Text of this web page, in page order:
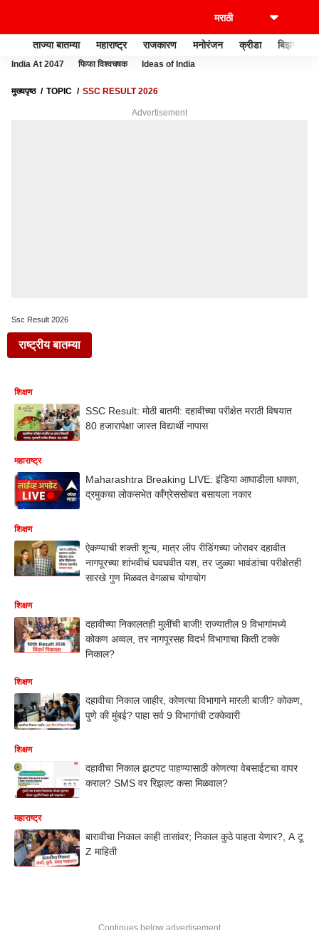
ताज्या बातम्या महाराष्ट्र राजकारण मनोरंजन क्रीडा बिझनेस
India At 2047 फिफा विश्वचषक Ideas of India
मुख्यपृष्ठ TOPIC SSC RESULT 2026
Advertisement
Ssc Result 2026
राष्ट्रीय बातम्या
शिक्षण
SSC Result: मोठी बातमी: दहावीच्या परीक्षेत मराठी विषयात
80 हजारापेक्षा जास्त विद्यार्थी नापास
महाराष्ट्र
Maharashtra Breaking LIVE: इंडिया आघाडीला धक्का,
द्रमुकचा लोकसभेत काँग्रेससोबत बसायला नकार
शिक्षण
ऐकण्याची शक्ती शून्य, मात्र लीप रीडिंगच्या जोरावर दहावीत
नागपूरच्या शांभवीचं घवघवीत यश, तर जुळ्या भावंडांचा परीक्षेतही
सारखे गुण मिळवत वेगळाच योगायोग
शिक्षण
दहावीच्या निकालतही मुलींची बाजी! राज्यातील 9 विभागांमध्ये
कोकण अव्वल, तर नागपूरसह विदर्भ विभागाचा किती टक्के
निकाल?
शिक्षण
दहावीचा निकाल जाहीर, कोणत्या विभागाने मारली बाजी? कोकण,
पुणे की मुंबई? पाहा सर्व 9 विभागांची टक्केवारी
शिक्षण
दहावीचा निकाल झटपट पाहण्यासाठी कोणत्या वेबसाईटचा वापर
कराल? SMS वर रिझल्ट कसा मिळवाल?
महाराष्ट्र
बारावीचा निकाल काही तासांवर; निकाल कुठे पाहता येणार?, A टू
Z माहिती
Continues below advertisement